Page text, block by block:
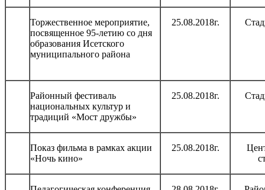
Торжественное мероприятие,
посвященное 95-летию со дня
образования Исетского
муниципального района
25.08.2018г.
Районный фестиваль
национальных культур и
традиций «Мост дружбы»
25.08.2018г.
Показ фильма в рамках акции
«Ночь кино»
25.08.2018г.